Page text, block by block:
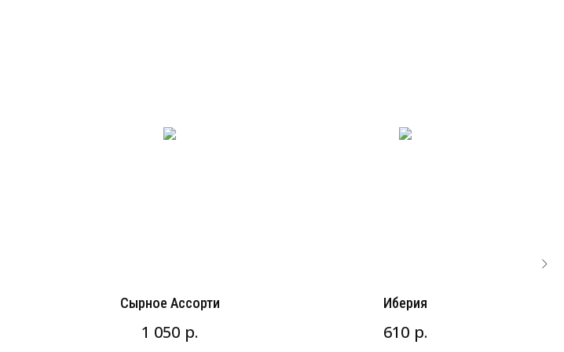
Сырное Ассорти
1 050 р.
Иберия
610 р.